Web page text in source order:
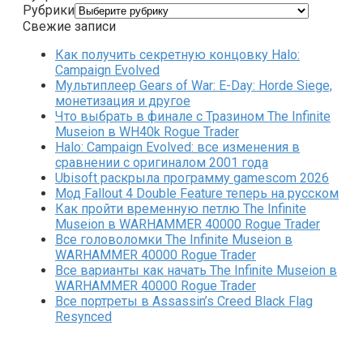
Рубрики
Свежие записи
Как получить секретную концовку Halo:
Campaign Evolved
Мультиплеер Gears of War: E-Day: Horde Siege,
монетизация и другое
Что выбрать в финале с Тразином The Infinite
Museion в WH40k Rogue Trader
Halo: Campaign Evolved: все изменения в
сравнении с оригиналом 2001 года
Ubisoft раскрыла программу gamescom 2026
Мод Fallout 4 Double Feature теперь на русском
Как пройти временную петлю The Infinite
Museion в WARHAMMER 40000 Rogue Trader
Все головоломки The Infinite Museion в
WARHAMMER 40000 Rogue Trader
Все варианты как начать The Infinite Museion в
WARHAMMER 40000 Rogue Trader
Все портреты в Assassin’s Creed Black Flag
Resynced